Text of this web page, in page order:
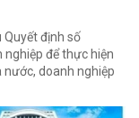
Quyết định số
để thực hiện
doanh nghiệp